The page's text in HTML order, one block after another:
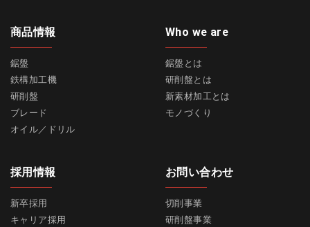
商品情報
鋸盤
鉄構加工機
研削盤
ブレード
オイル／ドリル
Who we are
鋸盤とは
研削盤とは
新素材加工とは
モノづくり
採用情報
新卒採用
キャリア採用
お問い合わせ
切削事業
研削盤事業